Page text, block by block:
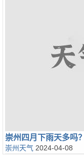
崇州四月下雨天多吗
崇州天气 2024-04-08